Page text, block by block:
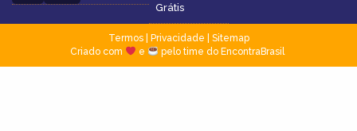
Grátis
Termos| Privacidade
Sitemap
Criado com
e pelo time do EncontraBrasil